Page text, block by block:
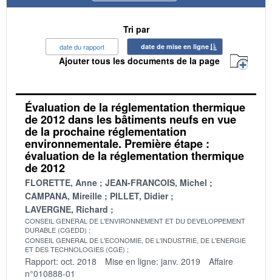
Tri par
date du rapport date de mise en ligne
Ajouter tous les documents de la page
Évaluation de la réglementation thermique
de 2012 dans les bâtiments neufs en vue
de la prochaine réglementation
environnementale. Première étape :
évaluation de la réglementation thermique
de 2012
FLORETTE, Anne
JEAN-FRANCOIS, Michel
CAMPANA, Mireille
PILLET, Didier
LAVERGNE, Richard
CONSEIL GENERAL DE L'ENVIRONNEMENT ET DU DEVELOPPEMENT
DURABLE (CGEDD)
CONSEIL GENERAL DE L'ECONOMIE, DE L'INDUSTRIE, DE L'ENERGIE
ET DES TECHNOLOGIES (CGE)
Rapport: oct. 2018 Mise en ligne: janv. 2019
Affaire
n°010888-01